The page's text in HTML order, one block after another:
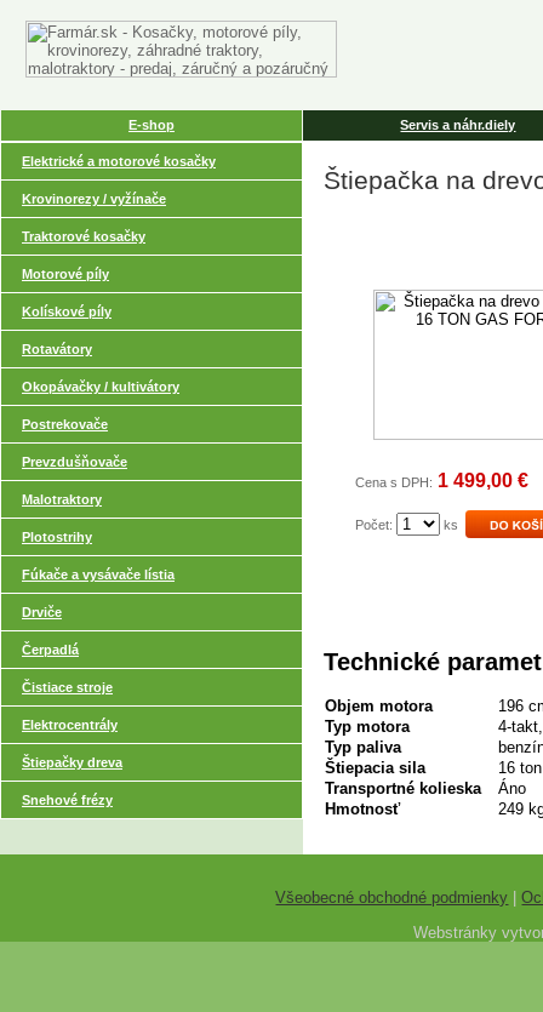
E-shop Servis a náhr.diely
Elektrické a motorové kosačky
Krovinorezy / vyžínače
Traktorové kosačky
Motorové píly
Kolískové píly
Rotavátory
Okopávačky / kultivátory
Postrekovače
Prevzdušňovače
Malotraktory
Plotostrihy
Fúkače a vysávače lístia
Drviče
Čerpadlá
Čistiace stroje
Elektrocentrály
Štiepačky dreva
Snehové frézy
Štiepačka na
Cena s DPH: 1 499,00 €
Počet: ks
Technické
Objem motora
196
Typ motora
4-
Typ paliva
Štiepacia sila
16 ton
Transportné kolieska
Áno
Hmotnosť
249
Všeobecné obchodné podmienky |
Webstránky